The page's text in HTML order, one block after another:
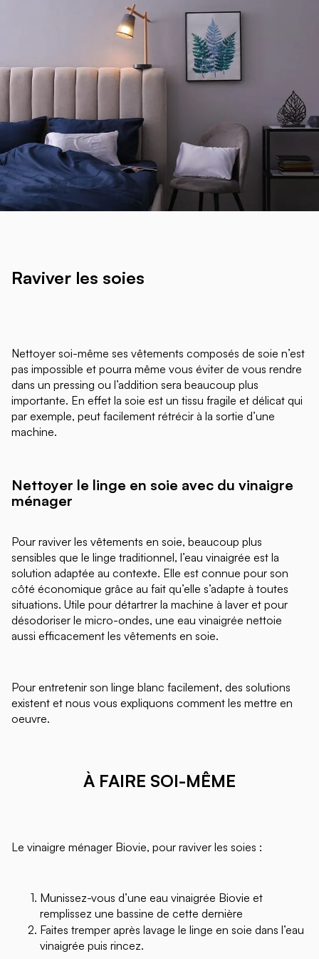
Raviver les soies
Nettoyer soi-même ses vêtements composés de soie n’est
pas impossible et pourra même vous éviter de vous rendre
dans un pressing ou l’addition sera beaucoup plus
importante. En effet la soie est un tissu fragile et délicat qui
par exemple, peut facilement rétrécir à la sortie d’une
machine.
Nettoyer le linge en soie avec du vinaigre
ménager
Pour raviver les vêtements en soie, beaucoup plus
sensibles que le linge traditionnel, l’eau vinaigrée est la
solution adaptée au contexte. Elle est connue pour son
côté économique grâce au fait qu’elle s’adapte à toutes
situations. Utile pour détartrer la machine à laver et pour
désodoriser le micro-ondes, une eau vinaigrée nettoie
aussi efficacement les vêtements en soie.
Pour entretenir son linge blanc facilement, des solutions
existent et nous vous expliquons comment les mettre en
oeuvre.
À FAIRE SOI-MÊME
Le vinaigre ménager Biovie, pour raviver les soies :
Munissez-vous d’une eau vinaigrée Biovie et
remplissez une bassine de cette dernière
Faites tremper après lavage le linge en soie dans l’eau
vinaigrée puis rincez.